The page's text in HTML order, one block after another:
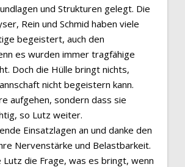
und Strukturen gelegt. Die
Rein und Schmid haben viele
begeistert, auch den
es wurden immer tragfähige
Doch die Hülle bringt nichts,
nicht begeistern kann.
aufgehen, sondern dass sie
so Lutz weiter.
Einsatzlagen an und danke den
Nervenstärke und Belastbarkeit.
Lutz die Frage, was es bringt, wenn